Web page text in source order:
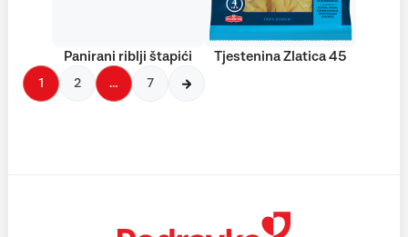
Panirani riblji štapići Tjestenina Zlatica 45
1 2 … 7